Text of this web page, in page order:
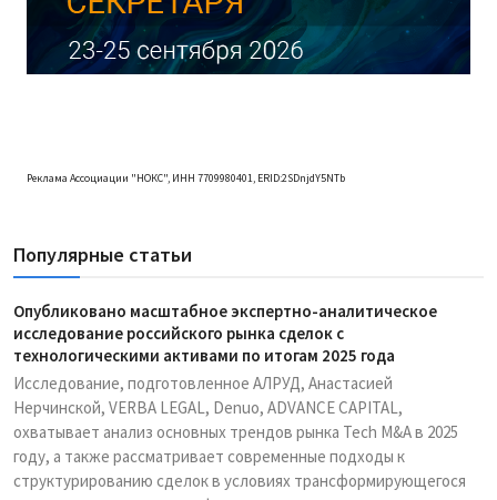
Реклама Ассоциации "НОКС", ИНН 7709980401, ERID:2SDnjdY5NTb
Популярные статьи
Опубликовано масштабное экспертно-аналитическое
исследование российского рынка сделок с
технологическими активами по итогам 2025 года
Исследование, подготовленное АЛРУД, Анастасией
Нерчинской, VERBA LEGAL, Denuo, ADVANCE CAPITAL,
охватывает анализ основных трендов рынка Tech M&A в 2025
году, а также рассматривает современные подходы к
структурированию сделок в условиях трансформирующегося